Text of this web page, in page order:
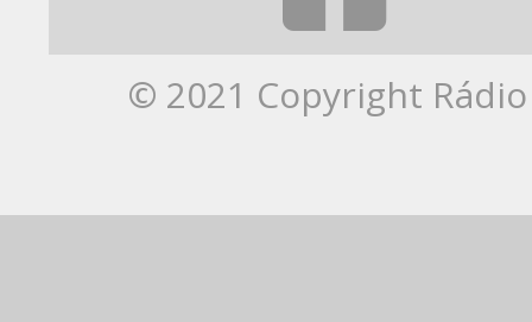
© 2021 Copyright